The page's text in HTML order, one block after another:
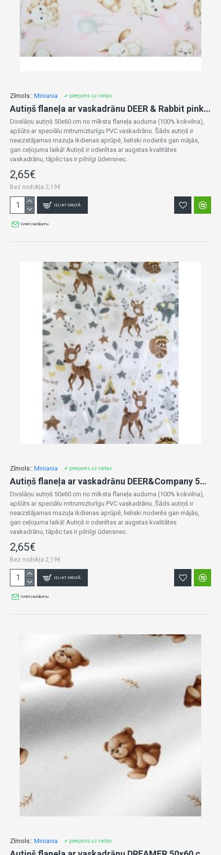
Zīmols:: Miniania ✔ pieejams uz vietas
Autiņš flaneļa ar vaskadrānu DEER & Rabbit pink 50x60 cm (7488)
Divslāņu autiņš 50x60 cm no mīksta flaneļa auduma (100% kokvilna),
apšūts ar speciālu mitrumizturīgu PVC vaskadrānu. Šāds autiņš ir
neaizstājamas mazuļa ikdienas aprūpē, lieliski noderēs gan mājās,
gan ceļojuma laikā! Autiņš ir oderētas ar augstas kvalitātes
vaskadrānu, tāpēc tas ir pilnīgi ūdensnec..
2,65€
Bez nodokļa:2,19€
IELIKT GROZĀ
Uzdot jautājumu
Zīmols:: Miniania ✔ pieejams uz vietas
Autiņš flaneļa ar vaskadrānu DEER&Company 50x60 cm (4241)
Divslāņu autiņš 50x60 cm no mīksta flaneļa auduma (100% kokvilna),
apšūts ar speciālu mitrumizturīgu PVC vaskadrānu. Šāds autiņš ir
neaizstājamas mazuļa ikdienas aprūpē, lieliski noderēs gan mājās,
gan ceļojuma laikā! Autiņš ir oderētas ar augstas kvalitātes
vaskadrānu, tāpēc tas ir pilnīgi ūdensnec..
2,65€
Bez nodokļa:2,19€
IELIKT GROZĀ
Uzdot jautājumu
Zīmols:: Miniania ✔ pieejams uz vietas